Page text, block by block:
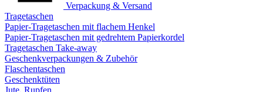
Verpackung & Versand
Tragetaschen
Papier-Tragetaschen mit flachem Henkel
Papier-Tragetaschen mit gedrehtem Papierkordel
Tragetaschen Take-away
Geschenkverpackungen & Zubehör
Flaschentaschen
Geschenktüten